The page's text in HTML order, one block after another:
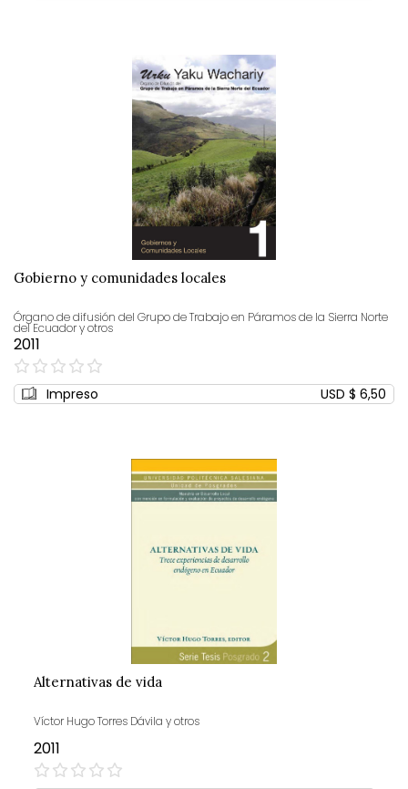
Gobierno y comunidades locales
Órgano de difusión del Grupo de Trabajo en Páramos de la Sierra Norte
del Ecuador y otros
2011
0%
Impreso USD $ 6,50
Alternativas de vida
Víctor Hugo Torres Dávila y otros
2011